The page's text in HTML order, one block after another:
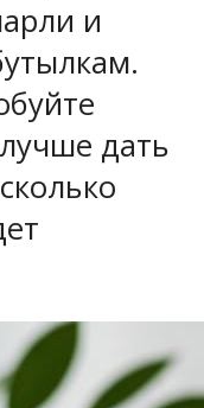
и
дать